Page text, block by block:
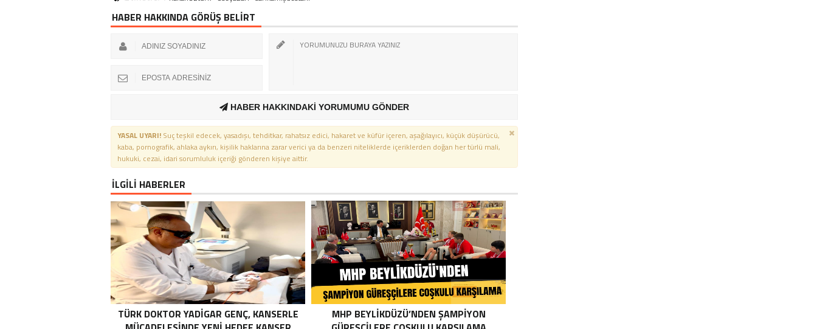
HABER HAKKINDA GÖRÜŞ BELİRT
HABER HAKKINDAKİ YORUMUMU GÖNDER
YASAL UYARI! Suç teşkil edecek, yasadışı, tehditkar, rahatsız edici, hakaret ve küfür içeren, aşağılayıcı, küçük düşürücü,
kaba, pornografik, ahlaka aykırı, kişilik haklarına zarar verici ya da benzeri niteliklerde içeriklerden doğan her türlü mali,
hukuki, cezai, idari sorumluluk içeriği gönderen kişiye aittir.
İLGİLİ HABERLER
TÜRK DOKTOR YADIGAR GENÇ, KANSERLE
MHP BEYLIKDÜZÜ’NDEN ŞAMPIYON